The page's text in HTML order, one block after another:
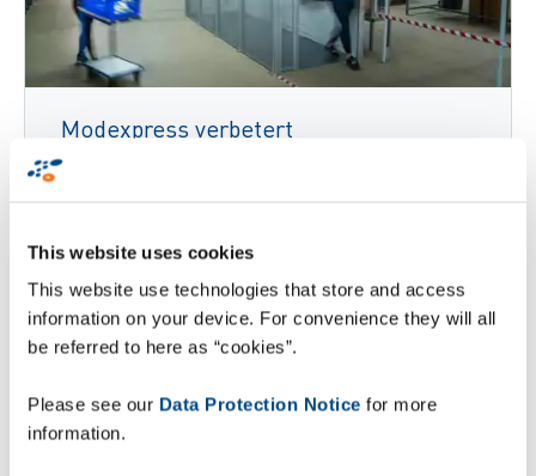
This website uses cookies
This website use technologies that store and access
information on your device. For convenience they will all
be referred to here as “cookies”.
Please see our Data Protection Notice for more
information.
Modexpress verbetert
orderverificatieproces met behulp van